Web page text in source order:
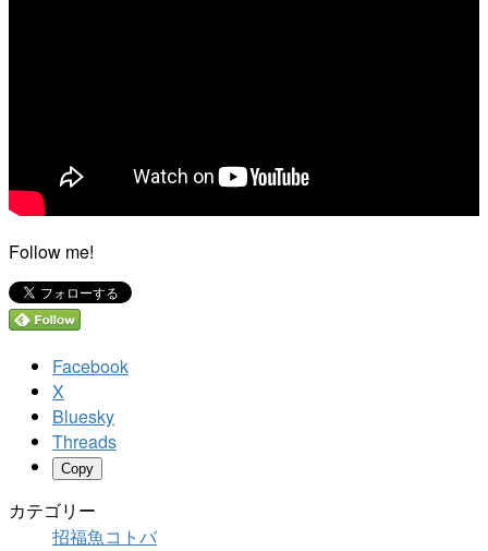
Follow me!
Facebook
X
Bluesky
Threads
Copy
カテゴリー
招福魚コトバ